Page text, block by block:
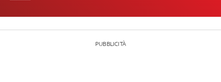
PUBBLICITÀ